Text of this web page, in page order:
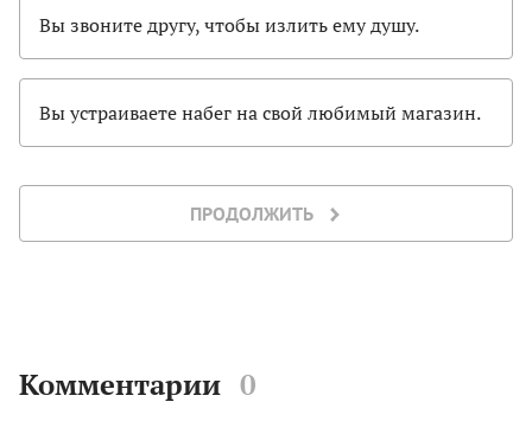
Вы звоните другу, чтобы излить ему душу.
Вы устраиваете набег на свой любимый магазин.
ПРОДОЛЖИТЬ
Комментарии 0